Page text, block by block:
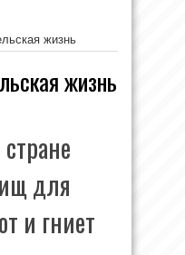
жизнь
жизнь
для
и гниет